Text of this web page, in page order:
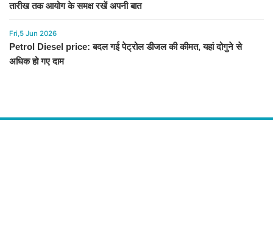
तारीख तक आयोग के समक्ष रखें अपनी बात
Fri,5 Jun 2026
Petrol Diesel price: बदल गई पेट्रोल डीजल की कीमत, यहां दोगुने से
अधिक हो गए दाम